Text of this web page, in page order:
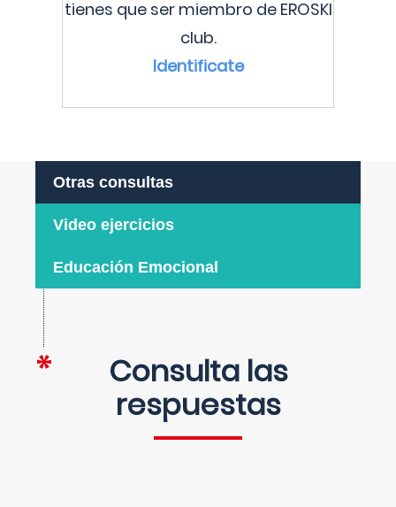
tienes que ser miembro de EROSKI
club.
Identificate
Otras consultas
Video ejercicios
Educación Emocional
Consulta las
respuestas